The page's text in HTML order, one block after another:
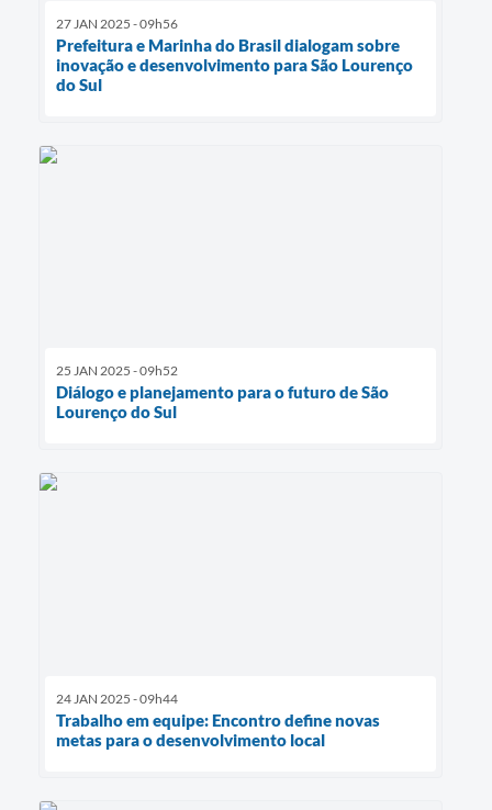
27 JAN 2025 - 09h56
Prefeitura e Marinha do Brasil dialogam sobre
inovação e desenvolvimento para São Lourenço
do Sul
25 JAN 2025 - 09h52
Diálogo e planejamento para o futuro de São
Lourenço do Sul
24 JAN 2025 - 09h44
Trabalho em equipe: Encontro define novas
metas para o desenvolvimento local